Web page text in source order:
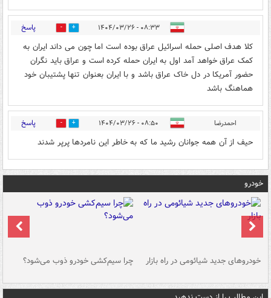
۰۸:۳۳ - ۱۴۰۴/۰۳/۲۶ 0 پاسخ
کلا هدف اصلی حمله اسرائیل عراق بوده است اما چون می داند ایران به
کمک عراق خواهد آمد اول به ایران حمله کرده است و عراق باید نگران
حضور آمریکا در دل خاک عراق باشد و با ایران بعنوان تنها پشتیبان خود
هماهنگ باشد
احمدرضا ۰۸:۵۰ - ۱۴۰۴/۰۳/۲۶ 0 پاسخ
حیف از آن همه جوانان رشید ما که به خاطر این نامردها پرپر شدند
خودرو
خودروهای جدید شیائومی در راه بازار چرا سیم‌کشی خودرو ذوب می‌شود؟